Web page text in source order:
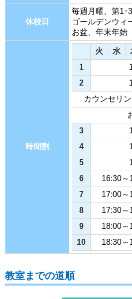
休校日
毎週月曜、第1･
ゴールデンウィ
お盆、年末年始
時間割
火 水
1
2
カウンセリ
3
4
5
6
16:30～
7
17:00～
8
17:30～
9
18:00～
10
18:30～
教室までの道順